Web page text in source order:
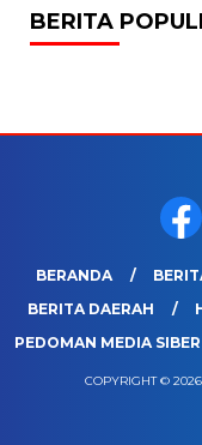
BERITA
BERANDA
BERITA DAERAH
PEDOMAN MEDIA SIBER
COPYRIGHT ©